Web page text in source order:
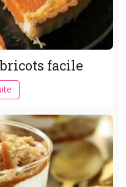
facile